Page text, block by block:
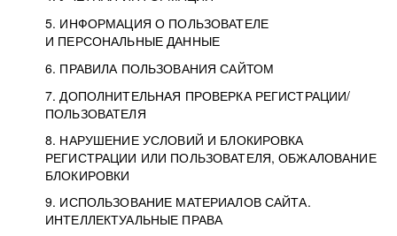
5. ИНФОРМАЦИЯ О ПОЛЬЗОВАТЕЛЕ
И ПЕРСОНАЛЬНЫЕ ДАННЫЕ
6. ПРАВИЛА ПОЛЬЗОВАНИЯ САЙТОМ
7. ДОПОЛНИТЕЛЬНАЯ ПРОВЕРКА РЕГИСТРАЦИИ/
ПОЛЬЗОВАТЕЛЯ
8. НАРУШЕНИЕ УСЛОВИЙ И БЛОКИРОВКА
РЕГИСТРАЦИИ ИЛИ ПОЛЬЗОВАТЕЛЯ, ОБЖАЛОВАНИЕ
БЛОКИРОВКИ
9. ИСПОЛЬЗОВАНИЕ МАТЕРИАЛОВ САЙТА.
ИНТЕЛЛЕКТУАЛЬНЫЕ ПРАВА